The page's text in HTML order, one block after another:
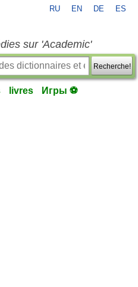
RU EN DE ES
sur 'Academic'
Recherche!
livres Игры ⚽